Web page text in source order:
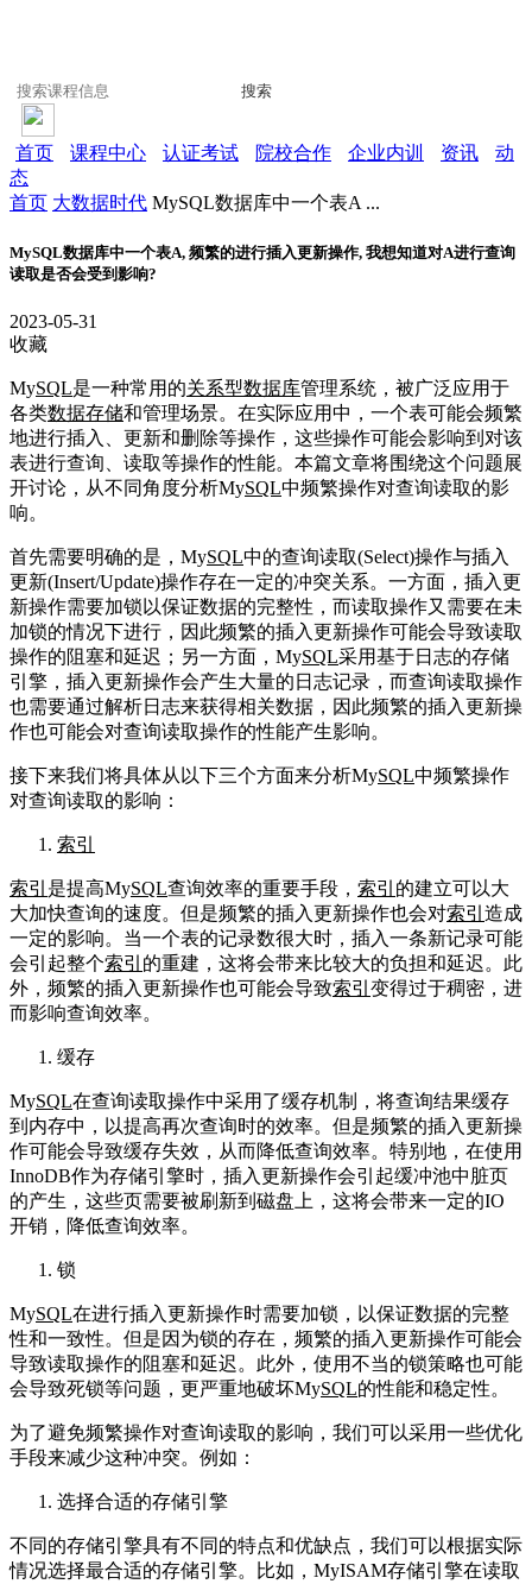
搜索
首页 课程中心 认证考试 院校合作 企业内训 资讯
动
态
首页 大数据时代 MySQL数据库中一个表A ...
MySQL数据库中一个表A, 频繁的进行插入更新操作, 我想知道对A进行查询
读取是否会受到影响?
2023-05-31
收藏
MySQL是一种常用的关系型数据库管理系统，被广泛应用于
各类数据存储和管理场景。在实际应用中，一个表可能会频繁
地进行插入、更新和删除等操作，这些操作可能会影响到对该
表进行查询、读取等操作的性能。本篇文章将围绕这个问题展
开讨论，从不同角度分析MySQL中频繁操作对查询读取的影
响。
首先需要明确的是，MySQL中的查询读取(Select)操作与插入
更新(Insert/Update)操作存在一定的冲突关系。一方面，插入更
新操作需要加锁以保证数据的完整性，而读取操作又需要在未
加锁的情况下进行，因此频繁的插入更新操作可能会导致读取
操作的阻塞和延迟；另一方面，MySQL采用基于日志的存储
引擎，插入更新操作会产生大量的日志记录，而查询读取操作
也需要通过解析日志来获得相关数据，因此频繁的插入更新操
作也可能会对查询读取操作的性能产生影响。
接下来我们将具体从以下三个方面来分析MySQL中频繁操作
对查询读取的影响：
索引
索引 是提高MySQL查询效率的重要手段， 索引 的建立可以大
大加快查询的速度。但是频繁的插入更新操作也会对索引 造成
一定的影响。当一个表的记录数很大时，插入一条新记录可能
会引起整个索引 的重建，这将会带来比较大的负担和延迟。此
外，频繁的插入更新操作也可能会导致索引 变得过于稠密，进
而影响查询效率。
缓存
MySQL在查询读取操作中采用了缓存机制，将查询结果缓存
到内存中，以提高再次查询时的效率。但是频繁的插入更新操
作可能会导致缓存失效，从而降低查询效率。特别地，在使用
InnoDB作为存储引擎时，插入更新操作会引起缓冲池中脏页
的产生，这些页需要被刷新到磁盘上，这将会带来一定的IO
开销，降低查询效率。
锁
MySQL在进行插入更新操作时需要加锁，以保证数据的完整
性和一致性。但是因为锁的存在，频繁的插入更新操作可能会
导致读取操作的阻塞和延迟。此外，使用不当的锁策略也可能
会导致死锁等问题，更严重地破坏MySQL的性能和稳定性。
为了避免频繁操作对查询读取的影响，我们可以采用一些优化
手段来减少这种冲突。例如：
选择合适的存储引擎
不同的存储引擎具有不同的特点和优缺点，我们可以根据实际
情况选择最合适的存储引擎。比如，MyISAM存储引擎在读取